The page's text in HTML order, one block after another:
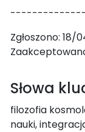
Zgłoszono:
Słowa
filozofia
nauki,